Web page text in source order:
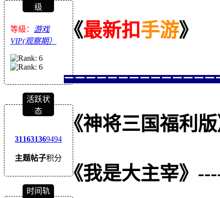
级
等級： 游戏
VIP(观察期）
活跃状
态
3116
主题
3136
帖子
9494
积分
时间轨
《最新扣 手游》
《神将三国福利
《我是大主宰》